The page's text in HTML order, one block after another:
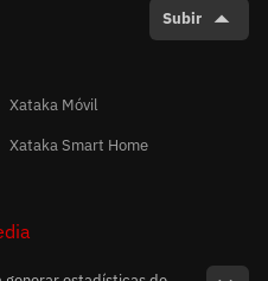
Subir
Xataka Móvil
Xataka Smart Home